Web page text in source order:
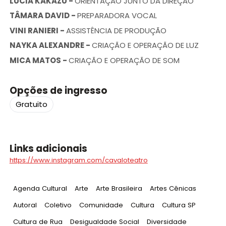
TÂMARA DAVID-PREPARADORA VOCAL
VINI RANIERI -ASSISTÊNCIA DE PRODUÇÃO
NAYKA ALEXANDRE-CRIAÇÃO E OPERAÇÃO DE LUZ
MICA MATOS -CRIAÇÃO E OPERAÇÃO DE SOM
Opções de ingresso
Gratuito
Links adicionais
https://www.instagram.com/cavaloteatro
Tag:
Agenda Cultural Tag:
Arte Tag:
Arte Brasileira Tag:
Artes Cênicas
Tag:
Autoral Tag:
Coletivo Tag:
Comunidade Tag:
Cultura Tag:
Cultura SP
Tag:
Cultura de Rua Tag:
Desigualdade Social Tag:
Diversidade